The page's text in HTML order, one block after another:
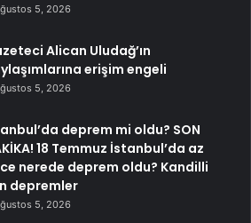
5, 2026
Alican Uludağ’ın
erişim engeli
5, 2026
deprem mi oldu? SON
18 Temmuz İstanbul’da az
nerede deprem oldu? Kandilli
depremler
5, 2026